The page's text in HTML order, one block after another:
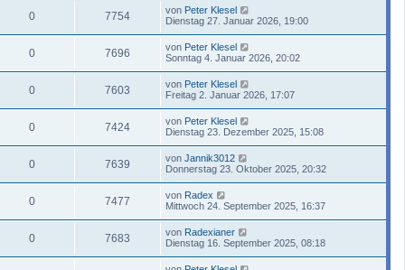
0 7754 von Peter Klesel
Dienstag 27. Januar 2026, 19:00
0 7696 von Peter Klesel
Sonntag 4. Januar 2026, 20:02
0 7603 von Peter Klesel
Freitag 2. Januar 2026, 17:07
0 7424 von Peter Klesel
Dienstag 23. Dezember 2025, 15:08
0 7639 von Jannik3012
Donnerstag 23. Oktober 2025, 20:32
0 7477 von Radex
Mittwoch 24. September 2025, 16:37
0 7683 von Radexianer
Dienstag 16. September 2025, 08:18